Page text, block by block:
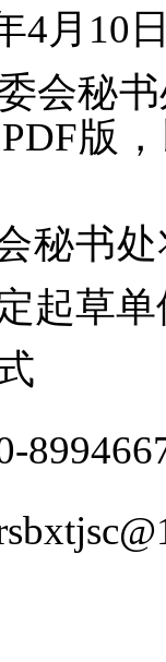
4月10
会秘
版
秘书
起草